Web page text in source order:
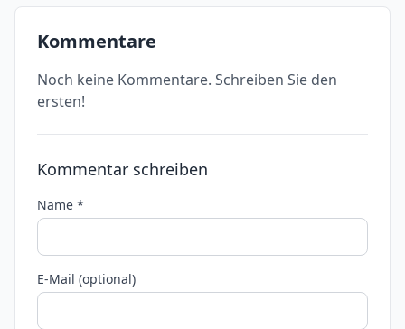
Kommentare
Noch keine Kommentare. Schreiben Sie den
ersten!
Kommentar schreiben
Name *
E-Mail (optional)